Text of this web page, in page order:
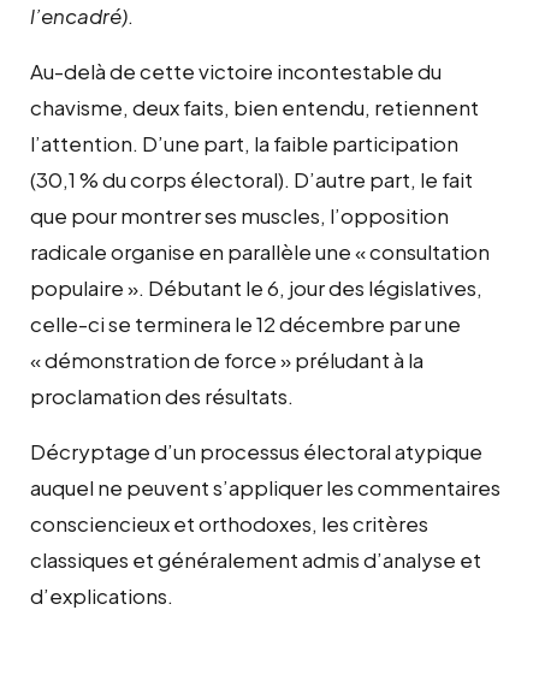
l’encadré).
Au-delà de cette victoire incontestable du
chavisme, deux faits, bien entendu, retiennent
l’attention. D’une part, la faible participation
(30,1 % du corps électoral). D’autre part, le fait
que pour montrer ses muscles, l’opposition
radicale organise en parallèle une « consultation
populaire ». Débutant le 6, jour des législatives,
celle-ci se terminera le 12 décembre par une
« démonstration de force » préludant à la
proclamation des résultats.
Décryptage d’un processus électoral atypique
auquel ne peuvent s’appliquer les commentaires
consciencieux et orthodoxes, les critères
classiques et généralement admis d’analyse et
d’explications.